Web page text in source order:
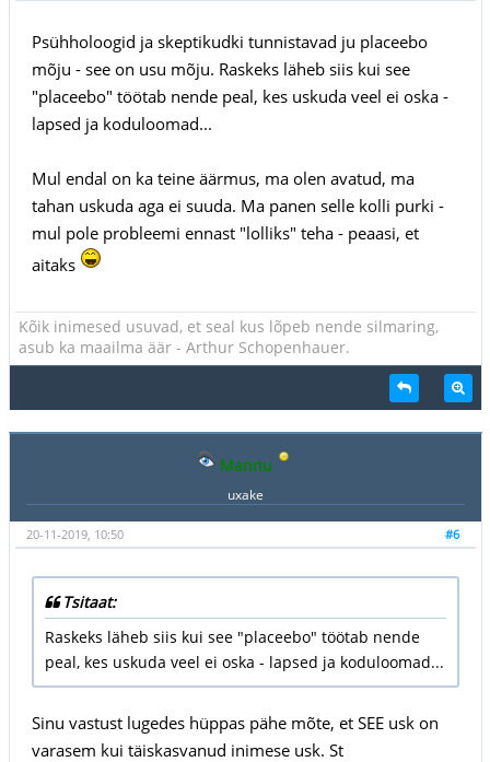
Psühholoogid ja skeptikudki tunnistavad ju placeebo
mõju - see on usu mõju. Raskeks läheb siis kui see
"placeebo" töötab nende peal, kes uskuda veel ei oska -
lapsed ja koduloomad...
Mul endal on ka teine äärmus, ma olen avatud, ma
tahan uskuda aga ei suuda. Ma panen selle kolli purki -
mul pole probleemi ennast "lolliks" teha - peaasi, et
aitaks
Kõik inimesed usuvad, et seal kus lõpeb nende silmaring,
asub ka maailma äär - Arthur Schopenhauer.
Mannu
uxake
#6
20-11-2019, 10:50
Tsitaat:
Raskeks läheb siis kui see "placeebo" töötab nende
peal, kes uskuda veel ei oska - lapsed ja koduloomad...
Sinu vastust lugedes hüppas pähe mõte, et SEE usk on
varasem kui täiskasvanud inimese usk. St